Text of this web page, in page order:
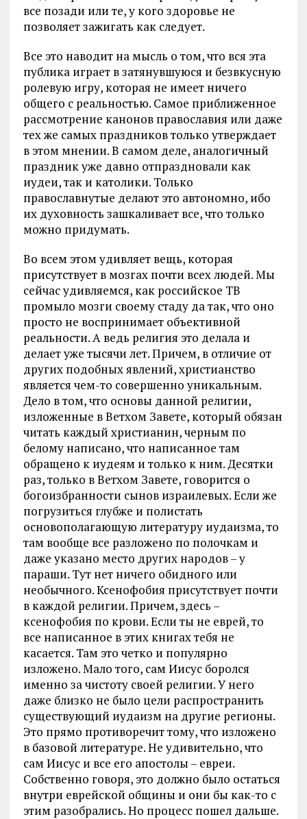
все позади или те, у кого здоровье не
позволяет зажигать как следует.
Все это наводит на мысль о том, что вся эта
публика играет в затянувшуюся и безвкусную
ролевую игру, которая не имеет ничего
общего с реальностью. Самое приближенное
рассмотрение канонов православия или даже
тех же самых праздников только утверждает
в этом мнении. В самом деле, аналогичный
праздник уже давно отпраздновали как
иудеи, так и католики. Только
православнутые делают это автономно, ибо
их духовность зашкаливает все, что только
можно придумать.
Во всем этом удивляет вещь, которая
присутствует в мозгах почти всех людей. Мы
сейчас удивляемся, как российское ТВ
промыло мозги своему стаду да так, что оно
просто не воспринимает объективной
реальности. А ведь религия это делала и
делает уже тысячи лет. Причем, в отличие от
других подобных явлений, христианство
является чем-то совершенно уникальным.
Дело в том, что основы данной религии,
изложенные в Ветхом Завете, который обязан
читать каждый христианин, черным по
белому написано, что написанное там
обращено к иудеям и только к ним. Десятки
раз, только в Ветхом Завете, говорится о
богоизбранности сынов израилевых. Если же
погрузиться глубже и полистать
основополагающую литературу иудаизма, то
там вообще все разложено по полочкам и
даже указано место других народов – у
параши. Тут нет ничего обидного или
необычного. Ксенофобия присутствует почти
в каждой религии. Причем, здесь –
ксенофобия по крови. Если ты не еврей, то
все написанное в этих книгах тебя не
касается. Там это четко и популярно
изложено. Мало того, сам Иисус боролся
именно за чистоту своей религии. У него
даже близко не было цели распространить
существующий иудаизм на другие регионы.
Это прямо противоречит тому, что изложено
в базовой литературе. Не удивительно, что
сам Иисус и все его апостолы – евреи.
Собственно говоря, это должно было остаться
внутри еврейской общины и они бы как-то с
этим разобрались. Но процесс пошел дальше.